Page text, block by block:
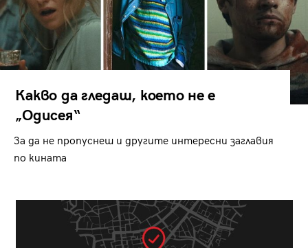
Какво да гледаш, което не е
„Одисея“
За да не пропуснеш и другите интересни заглавия
по кината